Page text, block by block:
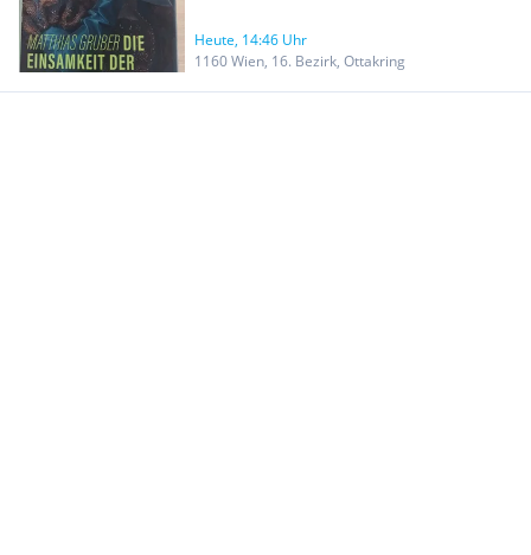
Heute, 14:46 Uhr
1160 Wien, 16. Bezirk, Ottakring